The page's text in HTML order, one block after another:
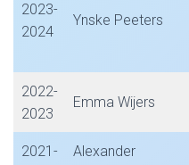
2023-
2024
Ynske Peeters
2022-
2023
Emma Wijers
2021-
Alexander